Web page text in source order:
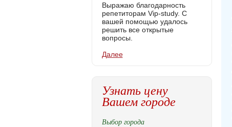
Выражаю благодарность
репетиторам Vip-study. С
вашей помощью удалось
решить все открытые
вопросы.
Далее
Узнать цену
Вашем городе
Выбор города